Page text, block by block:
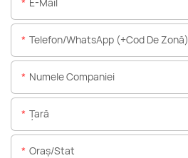
Telefon/WhatsApp (+Cod De Zonă)
Numele Companiei
Ţară
Oraș/stat